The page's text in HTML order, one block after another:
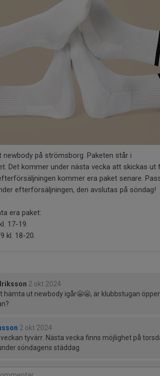
newbody på strömsborg. Paketen står i
Det kommer under nästa vecka att skickas ut
kommer era paket senare.
efterförsäljningen, den avslutas på söndag!
era paket:
17-19.
kl. 18-20.
2 okt 2024
hämta ut newbody igår😬😬, är klubbstugan
2 okt 2024
veckan tyvärr. Nästa vecka finns möjlighet på
söndagens städdag